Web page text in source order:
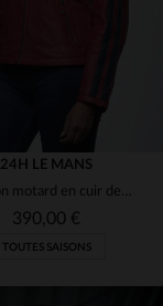
24H LE MANS
Blouson motard en cuir de mouton rouge, licence 24h Le Mans.
390,00 €
TOUTES SAISONS